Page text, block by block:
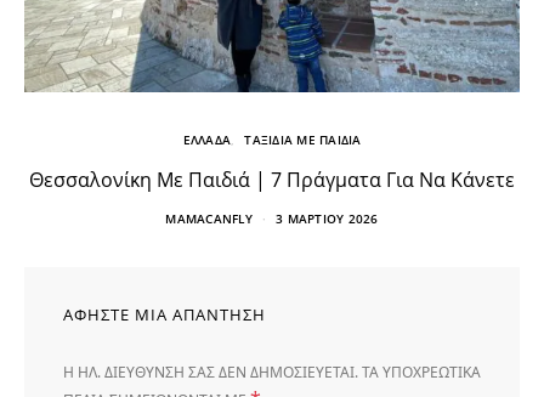
ΕΛΛΑΔΑ ΤΑΞΙΔΙΑ ΜΕ ΠΑΙΔΙΑ
Θεσσαλονίκη Με Παιδιά | 7 Πράγματα Για Να Κάνετε
MAMACANFLY 3 ΜΑΡΤΊΟΥ 2026
ΑΦΉΣΤΕ ΜΙΑ ΑΠΆΝΤΗΣΗ
Η ΗΛ. ΔΙΕΎΘΥΝΣΗ ΣΑΣ ΔΕΝ ΔΗΜΟΣΙΕΎΕΤΑΙ.ΤΑ ΥΠΟΧΡΕΩΤΙΚΆ